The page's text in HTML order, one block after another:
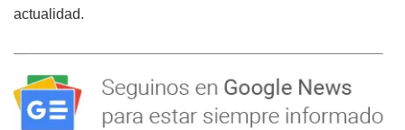
actualidad.